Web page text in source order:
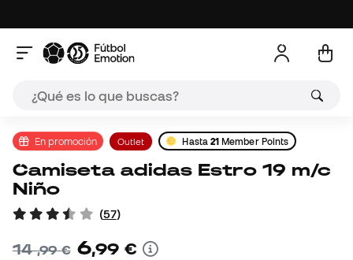
En promoción Outlet Hasta 21 Member Points
Camiseta adidas Estro 19 m/c
Niño
(57)
14,99 € 6,99 €